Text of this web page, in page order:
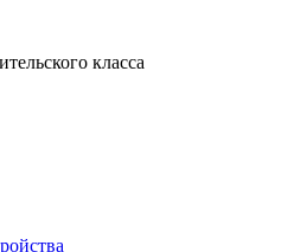
класса